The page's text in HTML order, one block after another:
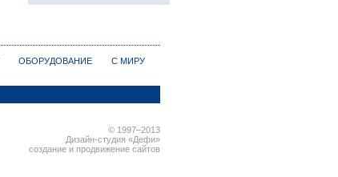
ОБОРУДОВАНИЕ
С МИРУ
© 1997–2013
Дизайн-студия «Дефи»
создание и продвижение сайтов